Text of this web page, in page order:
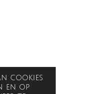
cookies
en op